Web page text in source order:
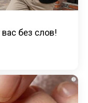
без слов!
i